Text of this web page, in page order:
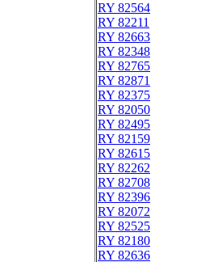
RY 82564
RY 82211
RY 82663
RY 82348
RY 82765
RY 82871
RY 82375
RY 82050
RY 82495
RY 82159
RY 82615
RY 82262
RY 82708
RY 82396
RY 82072
RY 82525
RY 82180
RY 82636